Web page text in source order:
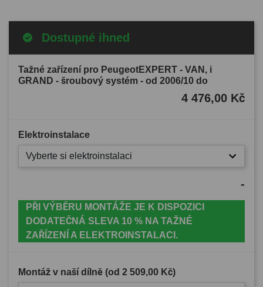
Dostupné ihned
Tažné zařízení pro PeugeotEXPERT - VAN, i
GRAND - šroubový systém - od 2006/10 do
4 476,00 Kč
Elektroinstalace
Vyberte si elektroinstalaci
-
PŘI VÝBĚRU MONTÁŽE JE K DISPOZICI
DODATEČNÁ SLEVA 10 % NA TAŽNÉ
ZAŘÍZENÍ A ELEKTROINSTALACI.
Montáž v naší dílně (od 2 509,00 Kč)